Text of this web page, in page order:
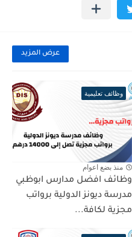
عرض المزيد
وظائف تعليمية
منذ بضع اعوام
وظائف افضل مدارس ابوظبي
مدرسة ديونز الدولية برواتب
مجزية لكافة...